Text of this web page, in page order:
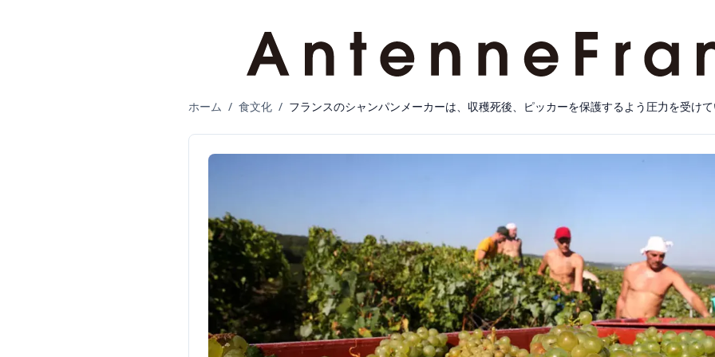
ホーム / 食文化 / フランスのシャンパンメーカーは、収穫死後、ピッカーを保護するよう圧力を受け